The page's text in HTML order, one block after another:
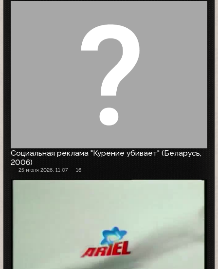
Социальная реклама "Курение убивает" (Беларусь,
2006)
25 июля 2026, 11:07 16